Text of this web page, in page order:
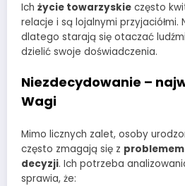
Ich życie towarzyskie często
relacje i są lojalnymi przyjaciółmi.
dlatego starają się otaczać
dzielić swoje doświadczenia.
Niezdecydowanie –
Wagi
Mimo licznych zalet, osoby
często zmagają się z
decyzji. Ich potrzeba
sprawia, że: